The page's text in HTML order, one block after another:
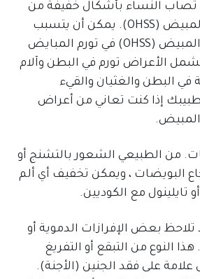
تصاب النساء بأشكال خفيفة من
متلازمة فرط تنبيه المبيض (OHSS). يمكن أن يتسبب
متلازمة فرط تحفيز المبيض (OHSS) في تورم المبايض
الأعراض تورم في البطن وآلام
البطن والغثيان والقيء
إذا كنت تعاني من أعراض
المبيض.
من الطبيعي الشعور بالتشنج أو
البويضات ، ويمكن تخفيف أي ألم
تايلينول مع الكوديين.
بعض الإفرازات الدموية أو
النوع من التبقع أو التفريغ
على فقد الجنين (الأجنة).